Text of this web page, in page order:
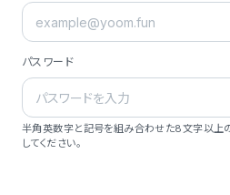
パスワード
半角英数字と記号を組み合わせた8文字以上
してください。